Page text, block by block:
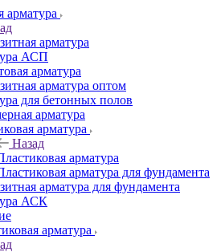
арматура
арматура
АСП
арматура
арматура оптом
для бетонных полов
арматура
арматура
Назад
арматура
арматура для фундамента
арматура для фундамента
АСК
арматура